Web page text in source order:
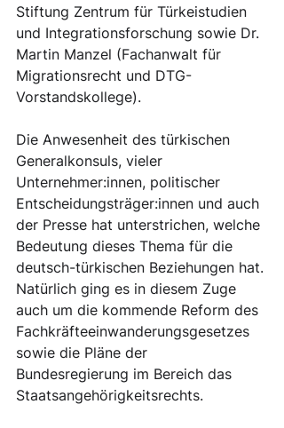
Stiftung Zentrum für Türkeistudien
und Integrationsforschung sowie Dr.
Martin Manzel (Fachanwalt für
Migrationsrecht und DTG-
Vorstandskollege).
Die Anwesenheit des türkischen
Generalkonsuls, vieler
Unternehmer:innen, politischer
Entscheidungsträger:innen und auch
der Presse hat unterstrichen, welche
Bedeutung dieses Thema für die
deutsch-türkischen Beziehungen hat.
Natürlich ging es in diesem Zuge
auch um die kommende Reform des
Fachkräfteeinwanderungsgesetzes
sowie die Pläne der
Bundesregierung im Bereich das
Staatsangehörigkeitsrechts.